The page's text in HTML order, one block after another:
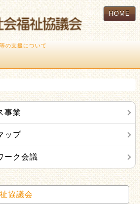
HOME
の支援について
事業
ップ
ーク会議
協議会